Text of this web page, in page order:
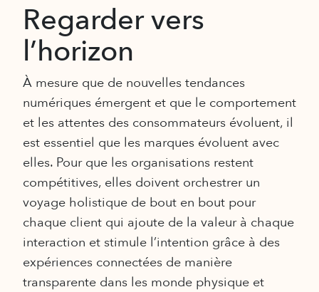
Regarder vers
l’horizon
À mesure que de nouvelles tendances
numériques émergent et que le comportement
et les attentes des consommateurs évoluent, il
est essentiel que les marques évoluent avec
elles. Pour que les organisations restent
compétitives, elles doivent orchestrer un
voyage holistique de bout en bout pour
chaque client qui ajoute de la valeur à chaque
interaction et stimule l’intention grâce à des
expériences connectées de manière
transparente dans les monde physique et